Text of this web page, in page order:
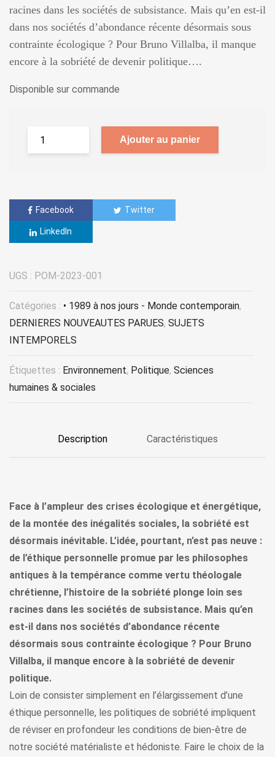
racines dans les sociétés de subsistance. Mais qu’en est-il
dans nos sociétés d’abondance récente désormais sous
contrainte écologique ? Pour Bruno Villalba, il manque
encore à la sobriété de devenir politique….
Disponible sur commande
Ajouter au panier
Facebook Twitter
LinkedIn
UGS : POM-2023-001
Catégories : • 1989 à nos jours - Monde contemporain,
DERNIERES NOUVEAUTES PARUES, SUJETS
INTEMPORELS
Étiquettes : Environnement, Politique, Sciences
humaines & sociales
Description Caractéristiques
Face à l’ampleur des crises écologique et énergétique,
de la montée des inégalités sociales, la sobriété est
désormais inévitable. L’idée, pourtant, n’est pas neuve :
de l’éthique personnelle promue par les philosophes
antiques à la tempérance comme vertu théologale
chrétienne, l’histoire de la sobriété plonge loin ses
racines dans les sociétés de subsistance. Mais qu’en
est-il dans nos sociétés d’abondance récente
désormais sous contrainte écologique ? Pour Bruno
Villalba, il manque encore à la sobriété de devenir
politique.
Loin de consister simplement en l’élargissement d’une
éthique personnelle, les politiques de sobriété impliquent
de réviser en profondeur les conditions de bien-être de
notre société matérialiste et hédoniste. Faire le choix de la